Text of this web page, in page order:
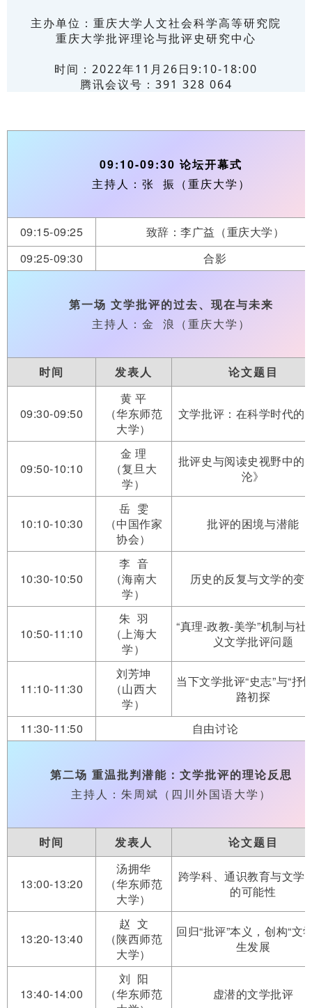
主办单位：重庆大学人文社会科学高等研究院
重庆大学批评理论与批评史研究中心
时间：2022年11月26日9:10-18:00
腾讯会议号：391 328 064
09:10-09:30 论坛开幕式
主持人：张 振（重庆大学）
09:15-09:25
致辞：李广益（重庆大学）
09:25-09:30
合影
第一场 文学批评的过去、现在与未来
主持人：金 浪（重庆大学）
时间 发表人 论文题目
09:30-09:50
黄 平
（华东师范
大学）
文学批评：在科学时代的
09:50-10:10
金 理
（复旦大
学）
批评史与阅读史视野中的
沦》
10:10-10:30
岳 雯
（中国作家
协会）
批评的困境与潜能
10:30-10:50
李 音
（海南大
学）
历史的反复与文学的变
10:50-11:10
朱 羽
（上海大
学）
“真理-政教-美学”机制与社
义文学批评问题
11:10-11:30
刘芳坤
（山西大
学）
当下文学批评“史志”与“抒
路初探
11:30-11:50
自由讨论
第二场 重温批判潜能：文学批评的理论反思
主持人：朱周斌（四川外国语大学）
时间 发表人 论文题目
13:00-13:20
汤拥华
（华东师范
大学）
跨学科、通识教育与文学
的可能性
13:20-13:40
赵 文
（陕西师范
大学）
回归“批评”本义，创构“文
生发展
13:40-14:00
刘 阳
（华东师范
虚潜的文学批评